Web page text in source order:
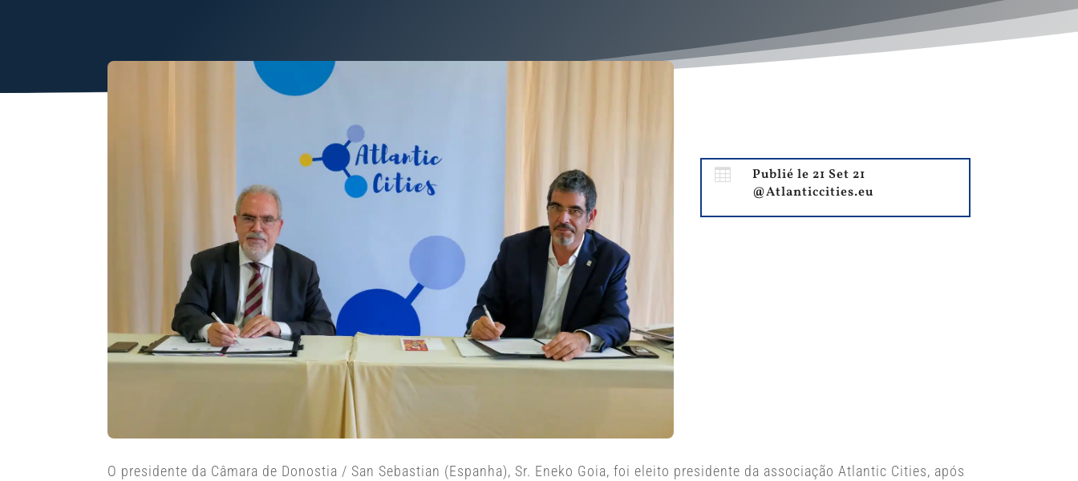

Publié le 21 Set 21
@Atlanticcities.eu
O presidente da Câmara de Donostia / San Sebastian (Espanha), Sr. Eneko Goia, foi eleito presidente da associação Atlantic Cities, após